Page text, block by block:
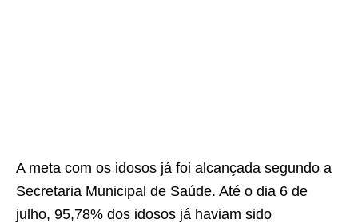
A meta com os idosos já foi alcançada segundo a
Secretaria Municipal de Saúde. Até o dia 6 de
julho, 95,78% dos idosos já haviam sido